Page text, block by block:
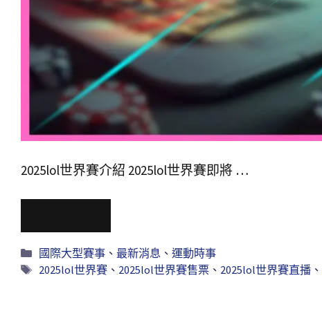
2025lol世界賽介紹 2025lol世界賽即將 …
國際大型賽事、 最新消息 、 運動時事
2025lol世界賽、 2025lol世界賽售票、 2025lol世界賽直播、